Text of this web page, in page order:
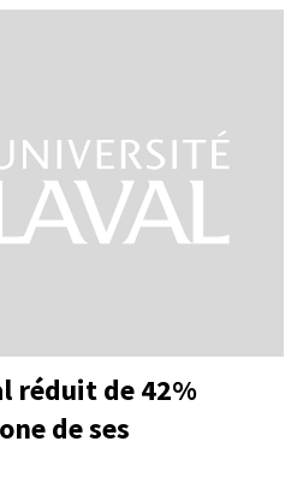
réduit de 42%
de ses